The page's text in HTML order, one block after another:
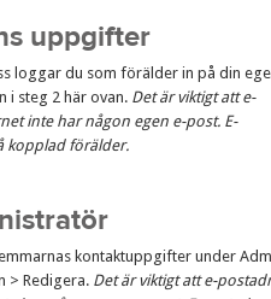
uppgifter
loggar du som förälder in på din
i steg 2 här ovan. Det är viktigt att e-
inte har någon egen e-post. E-
kopplad förälder.
kontaktuppgifter under
> Redigera. Det är viktigt att e-